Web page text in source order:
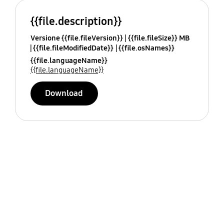
{{file.description}}
Versione {{file.fileVersion}} {{file.fileSize}} MB
{{file.fileModifiedDate}} {{file.osNames}}
{{file.languageName}}
{{file.languageName}}
Download